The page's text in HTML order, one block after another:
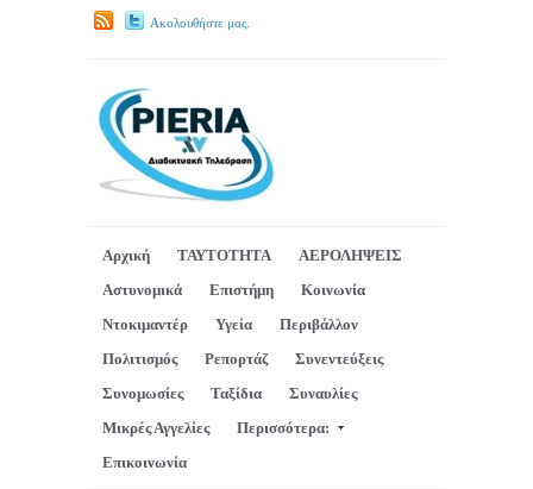
Ακολουθήστε μας.
Αρχική ΤΑΥΤΟΤΗΤΑ
ΑΕΡΟΛΗΨΕΙΣ
Αστυνομικά
Επιστήμη
Κοινωνία
Ντοκιμαντέρ
Υγεία
Περιβάλλον
Πολιτισμός
Ρεπορτάζ
Συνεντεύξεις
Συνομωσίες
Ταξίδια
Συναυλίες
Μικρές Αγγελίες
Περισσότερα:
Επικοινωνία